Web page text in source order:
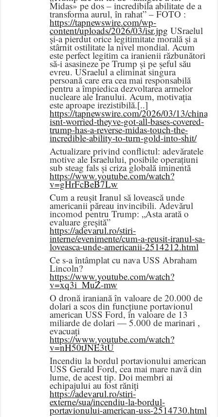
Midas» pe dos – incredibila abilitate de a
transforma aurul, în rahat” – FOTO :
https://tapnewswire.com/wp-
content/uploads/2026/03/isr.jpg USraelul
și-a pierdut orice legitimitate morală și a
stârnit ostilitate la nivel mondial. Acum
este perfect legitim ca iranienii răzbunători
să-i asasineze pe Trump și pe șeful său
evreu. USraelul a eliminat singura
persoană care era cea mai responsabilă
pentru a împiedica dezvoltarea armelor
nucleare ale Iranului. Acum, motivația
este aproape irezistibilă.[..]
https://tapnewswire.com/2026/03/13/china-
isnt-worried-theyve-got-all-bases-covered-
trump-has-a-reverse-midas-touch-the-
incredible-ability-to-turn-gold-into-shit/
Actualizare privind conflictul: adevăratele
motive ale Israelului, posibile operațiuni
sub steag fals și criza globală iminentă
https://www.youtube.com/watch?
v=gHrFcBeB7Lw
Cum a reușit Iranul să lovească unde
americanii păreau invincibili. Adevărul
incomod pentru Trump: „Asta arată o
evaluare greșită”
https://adevarul.ro/stiri-
interne/evenimente/cum-a-reusit-iranul-sa-
loveasca-unde-americanii-2514212.html
Ce s-a întâmplat cu nava USS Abraham
Lincoln?
https://www.youtube.com/watch?
v=xq3i_MuZ-mw
O dronă iraniană în valoare de 20.000 de
dolari a scos din funcțiune portavionul
american USS Ford, în valoare de 13
miliarde de dolari — 5.000 de marinari ,
evacuați
https://www.youtube.com/watch?
v=nH50tJNE3tU
Incendiu la bordul portavionului american
USS Gerald Ford, cea mai mare navă din
lume, de acest tip. Doi membri ai
echipajului au fost răniți
https://adevarul.ro/stiri-
externe/sua/incendiu-la-bordul-
portavionului-american-uss-2514730.html